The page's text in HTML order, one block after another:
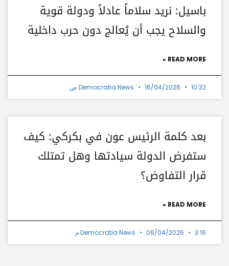
باسيل: نريد سلاماً عادلاً ودولة قوية
والسلاح يجب أن يُعالج دون حرب داخلية
READ MORE »
Democratia News 16/04/2026 10:32 ص
بعد كلمة الرئيس عون في بكركي: كيف
ستفرض الدولة سيادتها وهل تمتلك
قرار التفاوض؟
READ MORE »
Democratia News 06/04/2026 3:16 م